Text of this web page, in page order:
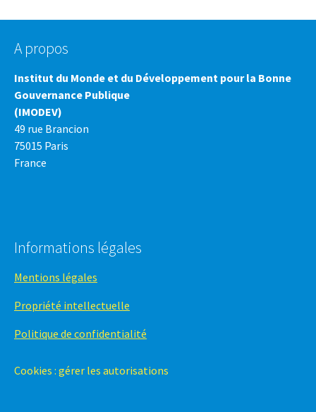
A propos
Institut du Monde et du Développement pour la Bonne
Gouvernance Publique
(IMODEV)
49 rue Brancion
75015 Paris
France
Informations légales
Mentions légales
Propriété intellectuelle
Politique de confidentialité
Cookies : gérer les autorisations